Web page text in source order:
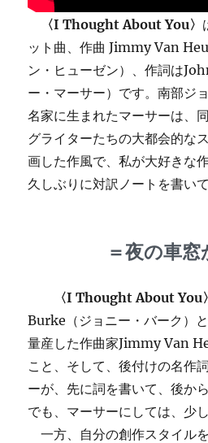
〈I Thought About You〉
ット曲、作曲 Jimmy Van
ン・ヒューゼン）、作詞は
ー・マーサー）です。南部ジ
名家に生まれたマーサーは、
グライターたちの大都会的な
画した作風で、私が大好きな
久しぶりに対訳ノートを書い
＝夜の車窓
〈I Thought About You〉
Burke（ジョニー・バーク）
量産した作曲家Jimmy Van
こと、そして、後付けの名作
ーが、先に詞を書いて、後か
でも、マーサーにしては、少
一方、自分の創作スタイル